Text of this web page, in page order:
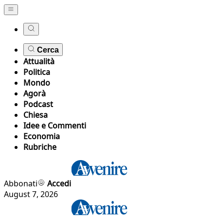
Cerca
Attualità
Politica
Mondo
Agorà
Podcast
Chiesa
Idee e Commenti
Economia
Rubriche
Abbonati
Accedi
August 7, 2026